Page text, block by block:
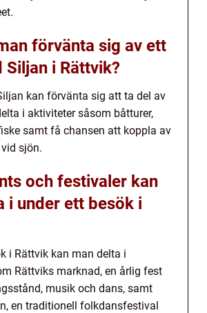
förvänta sig av ett
Siljan i Rättvik?
kan förvänta sig att ta del av
i aktiviteter såsom båtturer,
samt få chansen att koppla av
sjön.
och festivaler kan
i under ett besök i
i Rättvik kan man delta i
Rättviks marknad, en årlig fest
musik och dans, samt
en traditionell folkdansfestival